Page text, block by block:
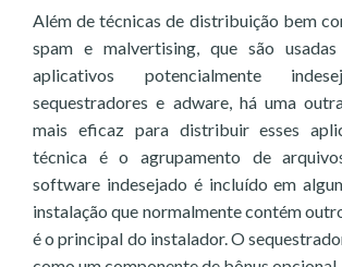
Além de técnicas de distribuição bem
spam e malvertising, que são
aplicativos potencialmente
sequestradores e adware, há uma
mais eficaz para distribuir esses
técnica é o agrupamento de
software indesejado é incluído em
instalação que normalmente contém
é o principal do instalador. O